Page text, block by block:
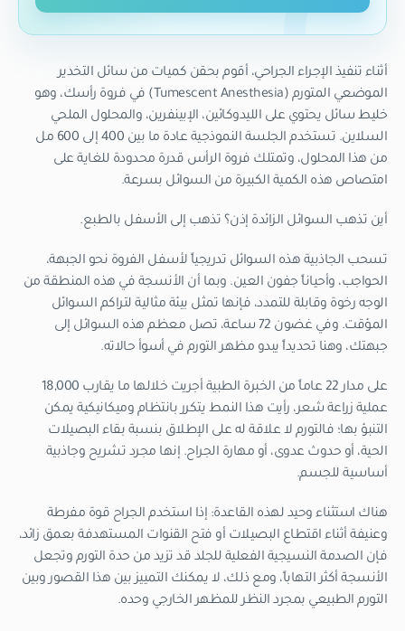
أثناء تنفيذ الإجراء الجراحي، أقوم بحقن كميات من سائل التخدير
الموضعي المتورم (Tumescent Anesthesia) في فروة رأسك، وهو
خليط سائل يحتوي على الليدوكائين، الإبينفرين، والمحلول الملحي
السلاين. تستخدم الجلسة النموذجية عادة ما بين 400 إلى 600 مل
من هذا المحلول، وتمتلك فروة الرأس قدرة محدودة للغاية على
امتصاص هذه الكمية الكبيرة من السوائل بسرعة.
أين تذهب السوائل الزائدة إذن؟ تذهب إلى الأسفل بالطبع.
تسحب الجاذبية هذه السوائل تدريجياً لأسفل الفروة نحو الجبهة،
الحواجب، وأحياناً جفون العين. وبما أن الأنسجة في هذه المنطقة من
الوجه رخوة وقابلة للتمدد، فإنها تمثل بيئة مثالية لتراكم السوائل
المؤقت. وفي غضون 72 ساعة، تصل معظم هذه السوائل إلى
جبهتك، وهنا تحديداً يبدو مظهر التورم في أسوأ حالاته.
على مدار 22 عاماً من الخبرة الطبية أجريت خلالها ما يقارب 18,000
عملية زراعة شعر، رأيت هذا النمط يتكرر بانتظام وميكانيكية يمكن
التنبؤ بها؛ فالتورم لا علاقة له على الإطلاق بنسبة بقاء البصيلات
الحية، أو حدوث عدوى، أو مهارة الجراح. إنها مجرد تشريح وجاذبية
أساسية للجسم.
هناك استثناء وحيد لهذه القاعدة: إذا استخدم الجراح قوة مفرطة
وعنيفة أثناء اقتطاع البصيلات أو فتح القنوات المستهدفة بعمق زائد،
فإن الصدمة النسيجية الفعلية للجلد قد تزيد من حدة التورم وتجعل
الأنسجة أكثر التهاباً، ومع ذلك، لا يمكنك التمييز بين هذا القصور وبين
التورم الطبيعي بمجرد النظر للمظهر الخارجي وحده.